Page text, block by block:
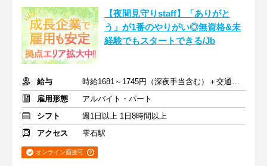
【夜間見守りstaff】「ありがと
う」が1番のやりがい◎無資格&未
経験でもスタートできる/Jb
給与
時給1681～1745円（深夜手当含む）＋交通費支給
雇用形態
アルバイト・パート
シフト
週1日以上 1日8時間以上
アクセス
雫石駅
オンライン面接可